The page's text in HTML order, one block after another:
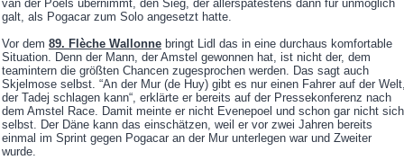
van der Poels übernimmt, den Sieg, der allerspätestens dann für unmöglich
galt, als Pogacar zum Solo angesetzt hatte.
Vor dem 89. Flèche Wallonne bringt Lidl das in eine durchaus komfortable
Situation. Denn der Mann, der Amstel gewonnen hat, ist nicht der, dem
teamintern die größten Chancen zugesprochen werden. Das sagt auch
Skjelmose selbst. “An der Mur (de Huy) gibt es nur einen Fahrer auf der
der Tadej schlagen kann“, erklärte er bereits auf der Pressekonferenz nach
dem Amstel Race. Damit meinte er nicht Evenepoel und schon gar nicht sich
selbst. Der Däne kann das einschätzen, weil er vor zwei Jahren bereits
einmal im Sprint gegen Pogacar an der Mur unterlegen war und Zweiter
wurde.